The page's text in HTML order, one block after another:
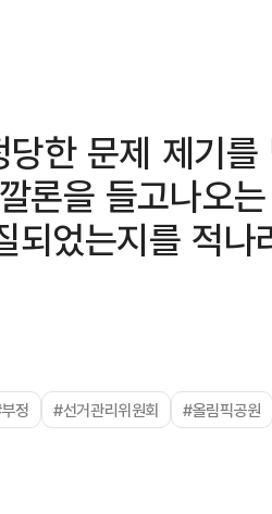
한 문제 제기
론을 들고나오
되었는지를 적
정 #선거관리위원회 #올림픽공원